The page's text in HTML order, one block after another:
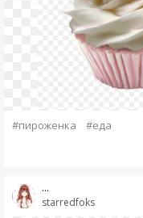
#пироженка #еда
starredfoks
...